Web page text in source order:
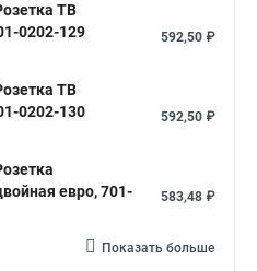
ТВ
0202-129
592,50 ₽
ТВ
0202-130
592,50 ₽
евро, 701-
583,48 ₽
Показать больше